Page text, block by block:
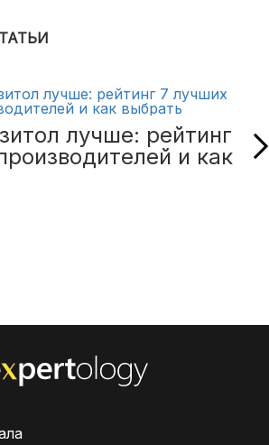
лучше: рейтинг
и как